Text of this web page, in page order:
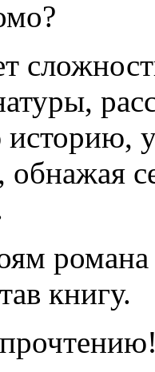
историю,
обнажая
книгу.